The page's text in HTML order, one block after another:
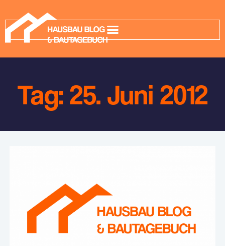
Tag: 25. Juni 2012